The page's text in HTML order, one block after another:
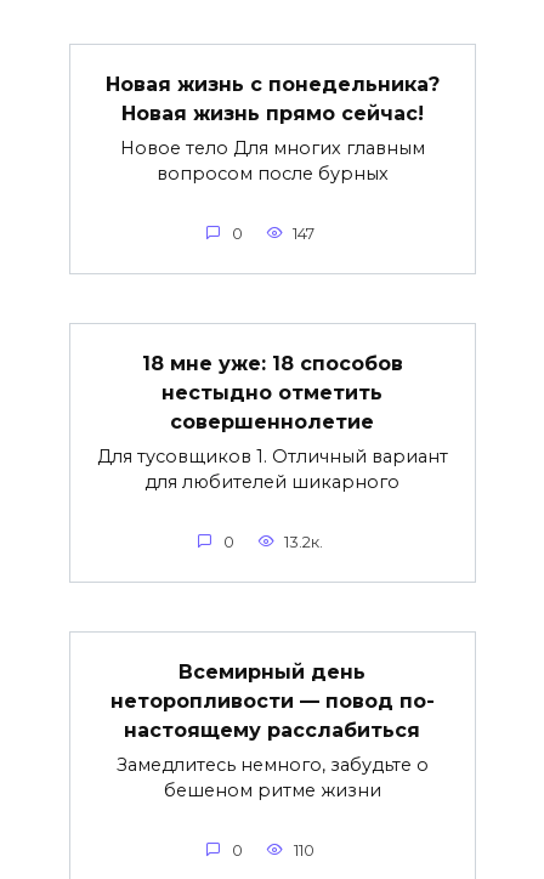
Новая жизнь с понедельника?
Новая жизнь прямо сейчас!
Новое тело Для многих главным
вопросом после бурных
0 147
18 мне уже: 18 способов
нестыдно отметить
совершеннолетие
Для тусовщиков 1. Отличный вариант
для любителей шикарного
0 13.2к.
Всемирный день
неторопливости — повод по-
настоящему расслабиться
Замедлитесь немного, забудьте о
бешеном ритме жизни
0 110